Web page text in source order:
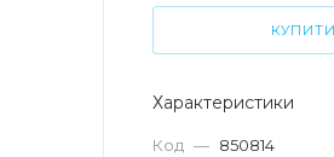
КУПИТИ
Характеристики
Код — 850814